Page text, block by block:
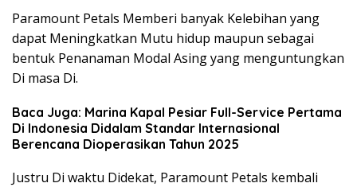
Paramount Petals Memberi banyak Kelebihan yang
dapat Meningkatkan Mutu hidup maupun sebagai
bentuk Penanaman Modal Asing yang menguntungkan
Di masa Di.
Baca Juga: Marina Kapal Pesiar Full-Service Pertama
Di Indonesia Didalam Standar Internasional
Berencana Dioperasikan Tahun 2025
Justru Di waktu Didekat, Paramount Petals kembali